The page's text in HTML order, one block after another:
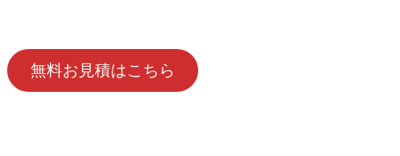
無料お見積はこちら